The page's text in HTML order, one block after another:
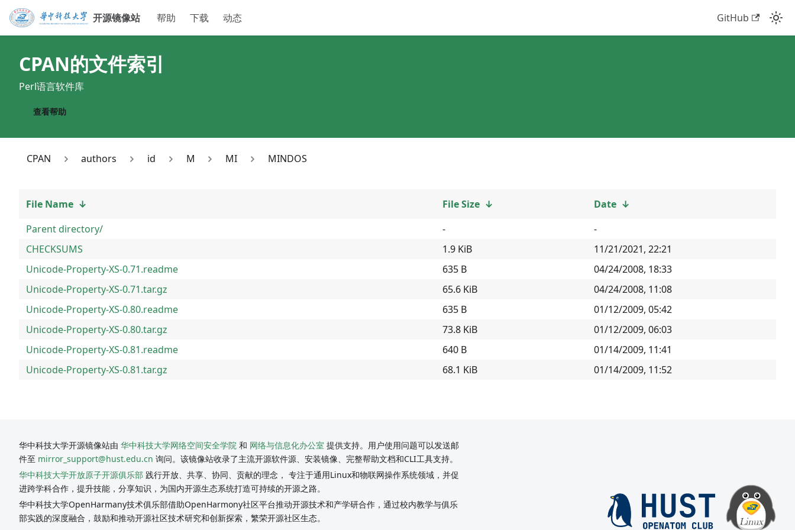
开源镜像站 帮助 下载 动态 GitHub
CPAN的文件索引
Perl语言软件库
查看帮助
CPAN authors id M MI MINDOS
File Name ↓ File Size ↓ Date ↓
Parent directory/
-
-
CHECKSUMS
1.9 KiB
11/21/2021, 22:21
Unicode-Property-XS-0.71.readme
635 B
04/24/2008, 18:33
Unicode-Property-XS-0.71.tar.gz
65.6 KiB
04/24/2008, 11:08
Unicode-Property-XS-0.80.readme
635 B
01/12/2009, 05:42
Unicode-Property-XS-0.80.tar.gz
73.8 KiB
01/12/2009, 06:03
Unicode-Property-XS-0.81.readme
640 B
01/14/2009, 11:41
Unicode-Property-XS-0.81.tar.gz
68.1 KiB 01/14/2009, 11:52
华中科技大学开源镜像站由 华中科技大学网络空间安全学院 和 网络与信息化办公室 提供支持。用户使用问题可以发送邮
件至 mirror_support@hust.edu.cn 询问。该镜像站收录了主流开源软件源、安装镜像、完整帮助文档和CLI工具支持。
华中科技大学开放原子开源俱乐部 践行开放、共享、协同、贡献的理念， 专注于通用Linux和物联网操作系统领域，并促
进跨学科合作，提升技能，分享知识，为国内开源生态系统打造可持续的开源之路。
华中科技大学OpenHarmany技术俱乐部借助OpenHarmony社区平台推动开源技术和产学研合作，通过校内教学与俱乐
部实践的深度融合，鼓励和推动开源社区技术研究和创新探索，繁荣开源社区生态。